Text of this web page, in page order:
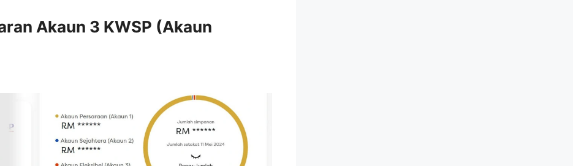
Akaun 3 KWSP (Akaun